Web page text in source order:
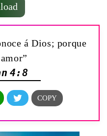
á Dios; porque
4:8